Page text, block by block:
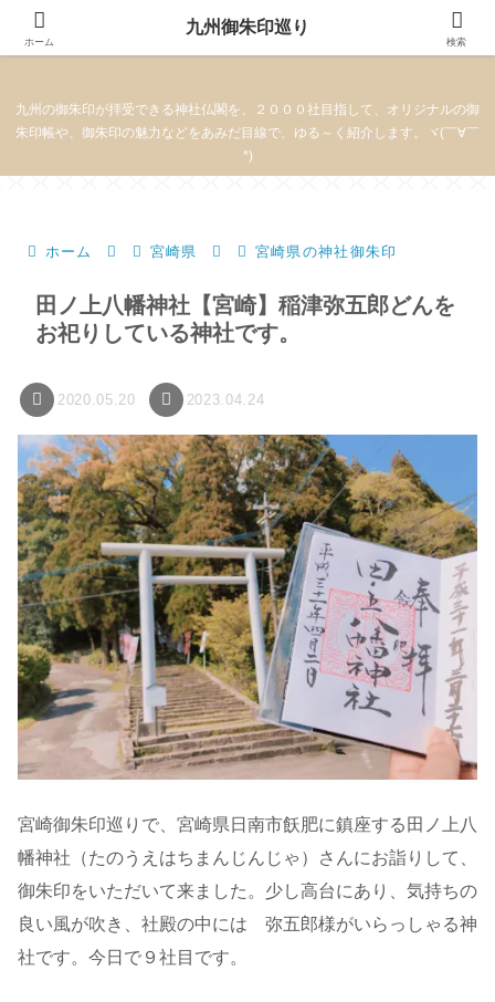
九州御朱印巡り
九州の御朱印が拝受できる神社仏閣を、２０００社目指して、オリジナルの御
朱印帳や、御朱印の魅力などをあみだ目線で、ゆる～く紹介します。ヾ(￣∀￣
*)
ホーム 宮崎県 宮崎県の神社御朱印
田ノ上八幡神社【宮崎】稲津弥五郎どんを
お祀りしている神社です。
2020.05.20 2023.04.24
宮崎御朱印巡りで、宮崎県日南市飫肥に鎮座する田ノ上八
幡神社（たのうえはちまんじんじゃ）さんにお詣りして、
御朱印をいただいて来ました。少し高台にあり、気持ちの
良い風が吹き、社殿の中には 弥五郎様がいらっしゃる神
社です。今日で９社目です。
ホーム
九州御朱印巡り
検索